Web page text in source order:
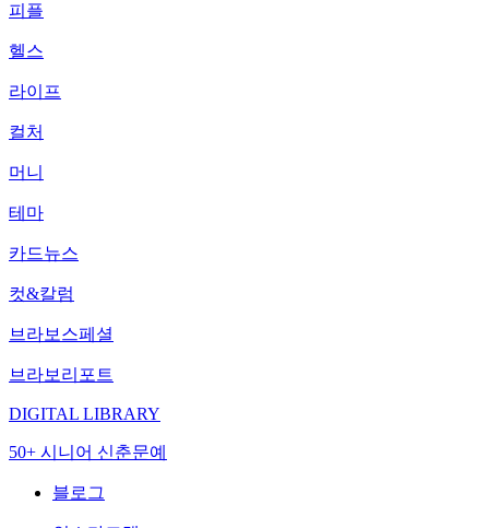
피플
헬스
라이프
컬처
머니
테마
카드뉴스
컷&칼럼
브라보스페셜
브라보리포트
DIGITAL LIBRARY
50+ 시니어 신춘문예
블로그